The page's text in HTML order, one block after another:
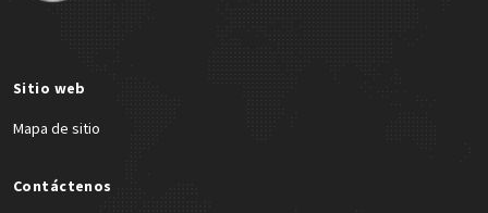
Sitio web
Mapa de sitio
Contáctenos